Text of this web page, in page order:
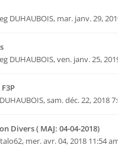
DUHAUBOIS, mar. janv. 29,
DUHAUBOIS,ven. janv. 25,
,sam. déc. 22, 2018
Divers ( MAJ: 04-04-2018)
, mer. avr. 04, 2018 11:54